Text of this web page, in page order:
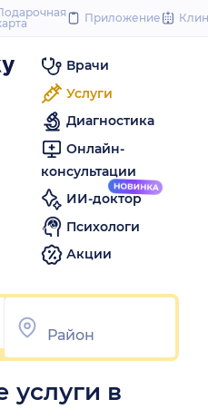
to
Приложение
Врачи
Услуги
Диагностика
Онлайн-
консультации
ИИ-доктор
Психологи
Акции
в